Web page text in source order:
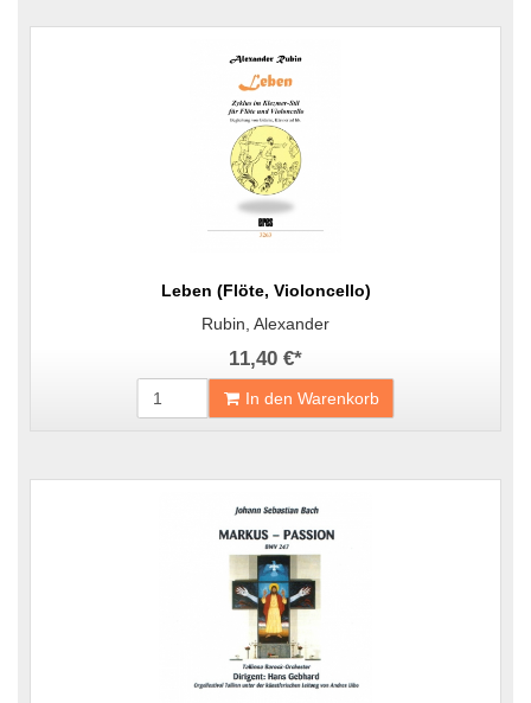
Leben (Flöte, Violoncello)
Rubin, Alexander
11,40 €*
In den Warenkorb